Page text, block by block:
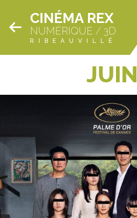
CINÉMA REX
NUMÉRIQUE / 3D
RIBEAUVILLÉ
JUIN